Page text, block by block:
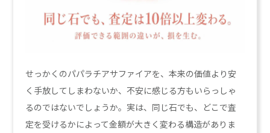
せっかくのパパラチアサファイアを、本来の価値より安
く手放してしまわないか、不安に感じる方もいらっしゃ
るのではないでしょうか。実は、同じ石でも、どこで査
定を受けるかによって金額が大きく変わる構造がありま